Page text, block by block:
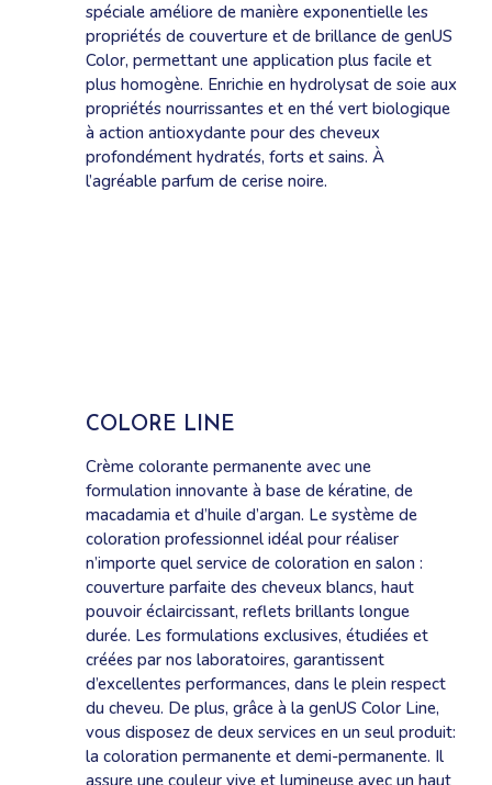
spéciale améliore de manière exponentielle les
propriétés de couverture et de brillance de genUS
Color, permettant une application plus facile et
plus homogène. Enrichie en hydrolysat de soie aux
propriétés nourrissantes et en thé vert biologique
à action antioxydante pour des cheveux
profondément hydratés, forts et sains. À
l’agréable parfum de cerise noire.
COLORE LINE
Crème colorante permanente avec une
formulation innovante à base de kératine, de
macadamia et d’huile d’argan. Le système de
coloration professionnel idéal pour réaliser
n’importe quel service de coloration en salon :
couverture parfaite des cheveux blancs, haut
pouvoir éclaircissant, reflets brillants longue
durée. Les formulations exclusives, étudiées et
créées par nos laboratoires, garantissent
d’excellentes performances, dans le plein respect
du cheveu. De plus, grâce à la genUS Color Line,
vous disposez de deux services en un seul produit:
la coloration permanente et demi-permanente. Il
assure une couleur vive et lumineuse avec un haut